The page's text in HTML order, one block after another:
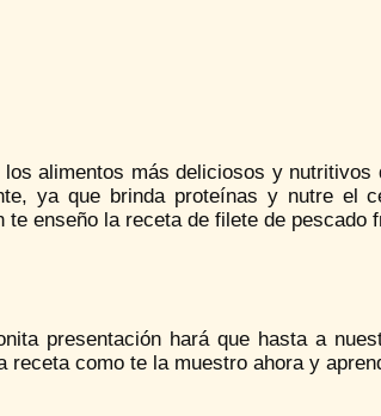
los alimentos más deliciosos y
ya que brinda proteínas y nutre el
te enseño la receta de filete de pescado
presentación hará que hasta a
receta como te la muestro ahora y